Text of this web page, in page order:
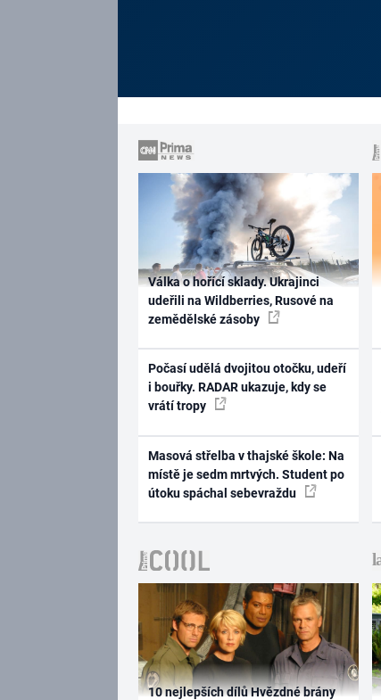
Válka o hořící sklady. Ukrajinci
udeřili na Wildberries, Rusové na
zemědělské zásoby
Počasí udělá dvojitou otočku, udeří
i bouřky. RADAR ukazuje, kdy se
vrátí tropy
Masová střelba v thajské škole: Na
místě je sedm mrtvých. Student po
útoku spáchal sebevraždu
10 nejlepších dílů Hvězdné brány